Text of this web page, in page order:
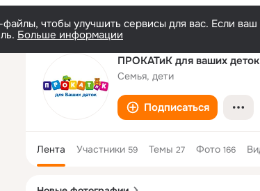
чтобы улучшить сервисы для вас. Если
Больше информации
ПРОКАТиК для ваших деток
Семья, дети
Подписаться
Лента Участники 59 Темы 27 Фото 166